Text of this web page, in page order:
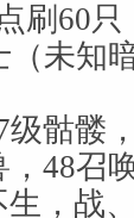
刷60
未知
骷髅
48召
，战